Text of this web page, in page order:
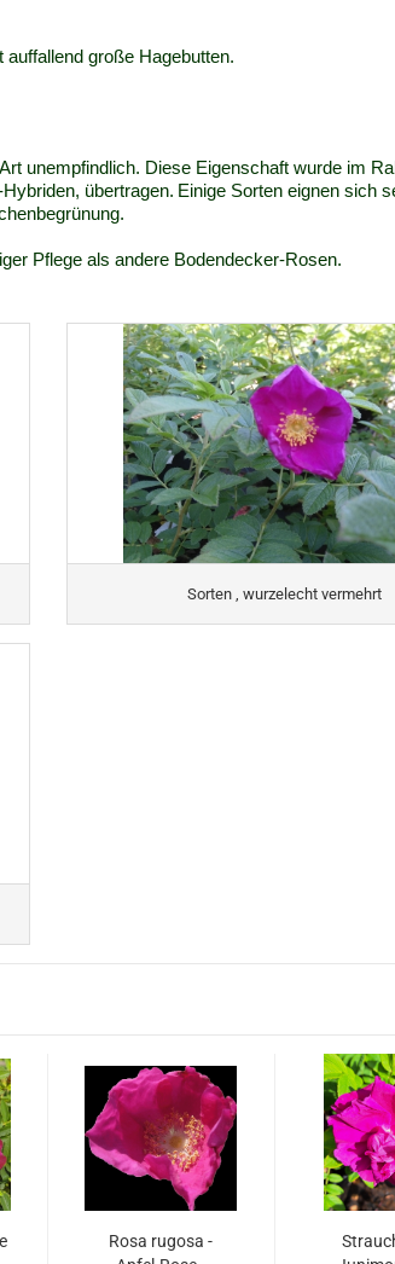
auffallend große Hagebutten.
unempfindlich. Diese Eigenschaft wurde im
übertragen. Einige Sorten eignen sich
Pflege als andere Bodendecker-Rosen.
Sorten , wurzelecht vermehrt
Rosa rugosa -